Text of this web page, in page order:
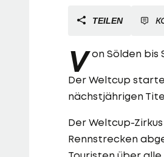
TEILEN
V on Sölden bis
Der Weltcup
nächstjährigen
Der Weltcup-
Rennstrecken